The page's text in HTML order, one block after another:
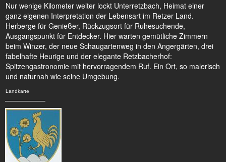
Nur wenige Kilometer weiter lockt Unterretzbach, Heimat einer
ganz eigenen Interpretation der Lebensart im Retzer Land.
Herberge für Genießer, Rückzugsort für Ruhesuchende,
Ausgangspunkt für Entdecker. Hier warten gemütliche Zimmern
beim Winzer, der neue Schaugartenweg in den Angergärten, drei
fabelhafte Heurige und der elegante Retzbacherhof:
Spitzengastronomie mit hervorragendem Ruf. Ein Ort, so malerisch
und naturnah wie seine Umgebung.
Landkarte